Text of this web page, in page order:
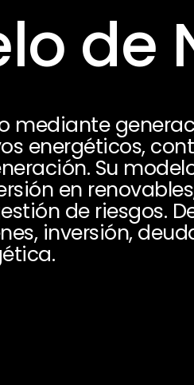
de
mediante
energéticos,
Su
en
de riesgos.
inversión,